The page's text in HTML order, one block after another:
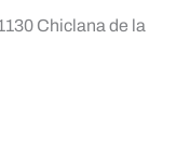
Chiclana de la